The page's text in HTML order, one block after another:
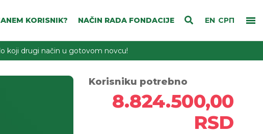
EN СРП
KORISNIK? NAČIN RADA FONDACIJE
koji drugi način u gotovom novcu!
Korisniku potrebno
8.824.500,00
RSD